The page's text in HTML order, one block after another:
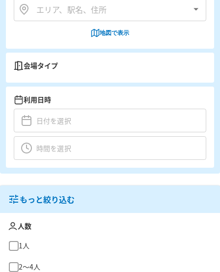
地図で表示
会場タイプ
利用日時
もっと絞り込む
人数
1人
2〜4人